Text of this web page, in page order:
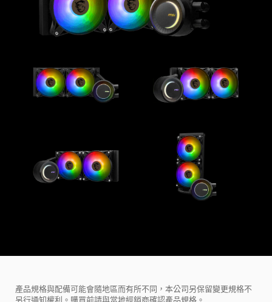
產品規格與配備可能會隨地區而有所不同，本公司另保留變更規格不
另行通知權利。購買前請與當地經銷商確認產品規格。